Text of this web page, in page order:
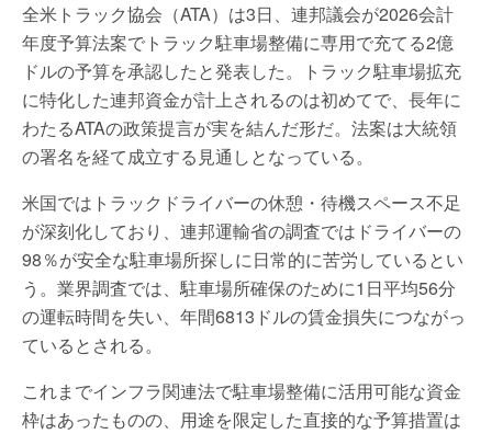
全米トラック協会（ATA）は3日、連邦議会が2026会計
年度予算法案でトラック駐車場整備に専用で充てる2億
ドルの予算を承認したと発表した。トラック駐車場拡充
に特化した連邦資金が計上されるのは初めてで、長年に
わたるATAの政策提言が実を結んだ形だ。法案は大統領
の署名を経て成立する見通しとなっている。
米国ではトラックドライバーの休憩・待機スペース不足
が深刻化しており、連邦運輸省の調査ではドライバーの
98％が安全な駐車場所探しに日常的に苦労しているとい
う。業界調査では、駐車場所確保のために1日平均56分
の運転時間を失い、年間6813ドルの賃金損失につながっ
ているとされる。
これまでインフラ関連法で駐車場整備に活用可能な資金
枠はあったものの、用途を限定した直接的な予算措置は